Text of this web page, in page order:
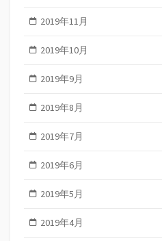
2019年11月
2019年10月
2019年9月
2019年8月
2019年7月
2019年6月
2019年5月
2019年4月